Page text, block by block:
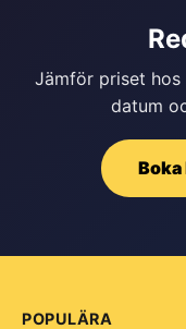
Jämför priset hos
datum
POPULÄRA